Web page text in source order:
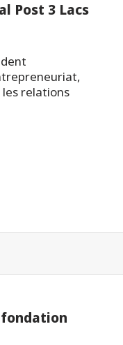
Post 3 Lacs
relations
fondation